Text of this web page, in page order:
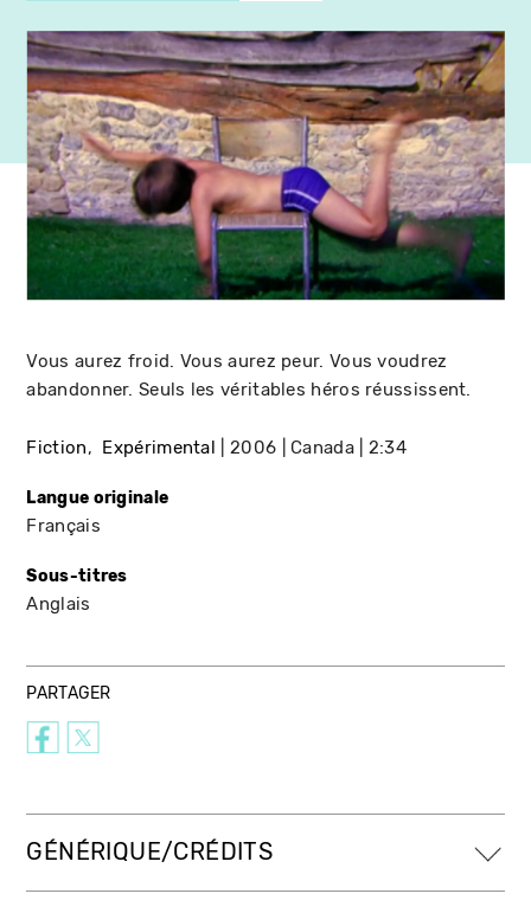
Vous aurez froid. Vous aurez peur. Vous voudrez
abandonner. Seuls les véritables héros réussissent.
Fiction Expérimental 2006 Canada 2:34
Langue originale
Français
Sous-titres
Anglais
PARTAGER
GÉNÉRIQUE/CRÉDITS